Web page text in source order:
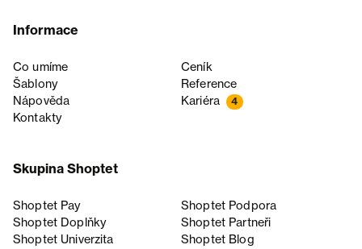
Informace
Co umíme
Ceník
Šablony
Reference
Nápověda
Kariéra 4
Kontakty
Skupina Shoptet
Shoptet Pay
Shoptet Podpora
Shoptet Doplňky
Shoptet Partneři
Shoptet Univerzita
Shoptet Blog